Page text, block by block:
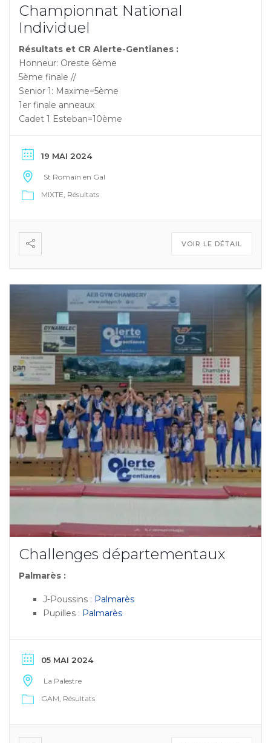
Championnat National
Individuel
Résultats et CR Alerte-Gentianes :
Honneur: Oreste 6ème
5ème finale //
Senior 1: Maxime=5ème
1er finale anneaux
Cadet 1 Esteban=10ème
19 MAI 2024
St Romain en Gal
MIXTE Résultats
VOIR LE DÉTAIL
Challenges départementaux
Palmarès :
J-Poussins : Palmarès
Pupilles : Palmarès
05 MAI 2024
La Palestre
GAM Résultats